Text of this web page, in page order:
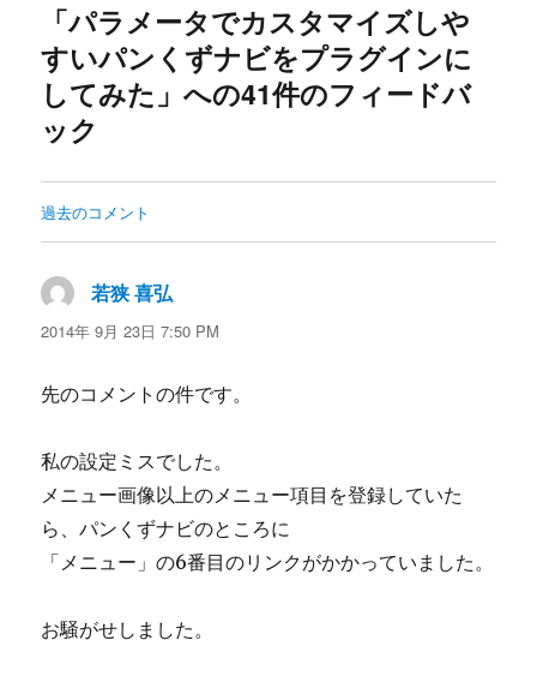
「パラメータでカスタマイズしや
すいパンくずナビをプラグインに
してみた」への41件のフィードバ
ック
コ
メ
ン
ト
ビ
ー
シ
ョ
過去のコメント
若狭 喜弘
り:
2014年 9月 23日 7:50 PM
先のコメントの件です。
私の設定ミスでした。
メニュー画像以上のメニュー項目を登録していた
ら、パンくずナビのところに
「メニュー」の6番目のリンクがかかっていました。
お騒がせしました。